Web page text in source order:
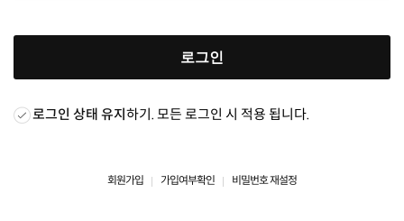
로그인
로그인 상태 유지하기. 모든 로그인 시 적용 됩니다.
회원가입 가입여부확인 비밀번호 재설정